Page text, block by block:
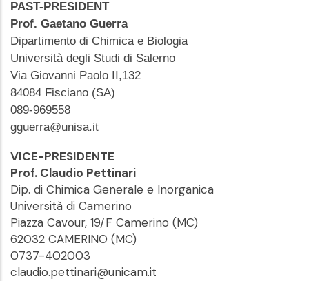
PAST-PRESIDENT
Prof. Gaetano Guerra
Dipartimento di Chimica e Biologia
Università degli Studi di Salerno
Via Giovanni Paolo II,132
84084 Fisciano (SA)
089-969558
gguerra@unisa.it
VICE-PRESIDENTE
Prof. Claudio Pettinari
Dip. di Chimica Generale e Inorganica
Università di Camerino
Piazza Cavour, 19/F Camerino (MC)
62032 CAMERINO (MC)
0737-402003
claudio.pettinari@unicam.it